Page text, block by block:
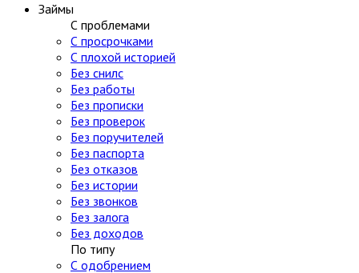
Займы
С проблемами
С просрочками
С плохой историей
Без снилс
Без работы
Без прописки
Без проверок
Без поручителей
Без паспорта
Без отказов
Без истории
Без звонков
Без залога
Без доходов
По типу
С одобрением